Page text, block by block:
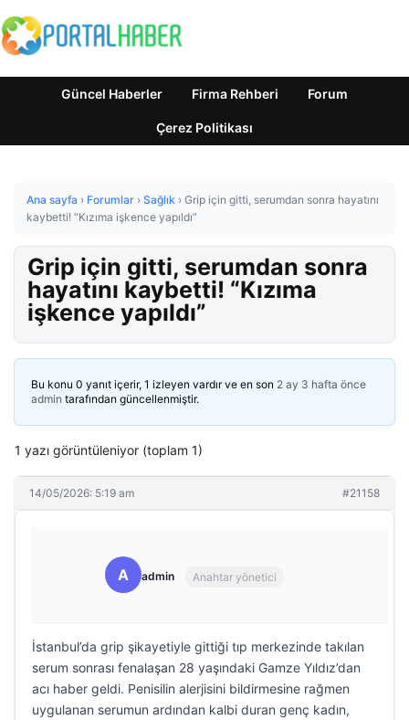
Güncel Haberler Firma Rehberi Forum
Çerez Politikası
Ana sayfa › Forumlar › Sağlık › Grip için gitti, serumdan sonra hayatını
kaybetti! “Kızıma işkence yapıldı”
Grip için gitti, serumdan sonra
hayatını kaybetti! “Kızıma
işkence yapıldı”
Bu konu 0 yanıt içerir, 1 izleyen vardır ve en son 2 ay 3 hafta önce
admin tarafından güncellenmiştir.
1 yazı görüntüleniyor (toplam 1)
14/05/2026: 5:19 am #21158
A admin Anahtar yönetici
İstanbul’da grip şikayetiyle gittiği tıp merkezinde takılan
serum sonrası fenalaşan 28 yaşındaki Gamze Yıldız’dan
acı haber geldi. Penisilin alerjisini bildirmesine rağmen
uygulanan serumun ardından kalbi duran genç kadın,